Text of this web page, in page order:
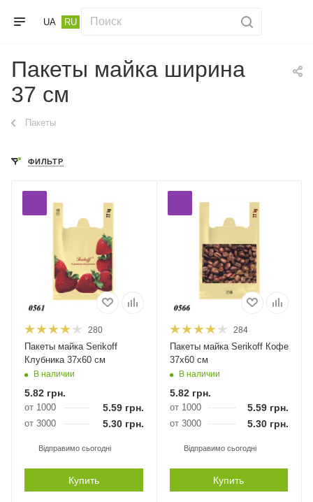
UA RU
Пакеты майка ширина
37 см
Пакеты
ФИЛЬТР
280
Пакеты майка Serikoff
Клубника 37х60 см
В наличии
5.82 грн.
от 1000 5.59грн.
от 3000 5.30грн.
Відправимо сьогодні
Купить
284
Пакеты майка Serikoff Кофе
37х60 см
В наличии
5.82грн.
от 1000 5.59 грн.
от 3000 5.30 грн.
Відправимо сьогодні
Купить